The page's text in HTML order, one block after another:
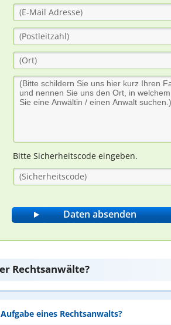
Bitte Sicherheitscode eingeben.
Rechtsanwälte?
eines Rechtsanwalts?